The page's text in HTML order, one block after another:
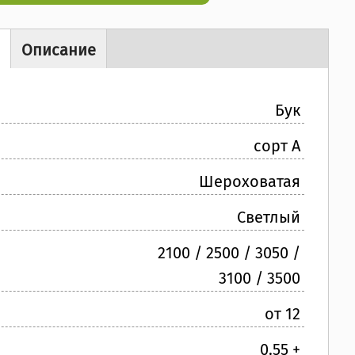
Описание
Бук
сорт A
Шероховатая
Светлый
2100 / 2500 / 3050 /
3100 / 3500
от 12
0.55 +